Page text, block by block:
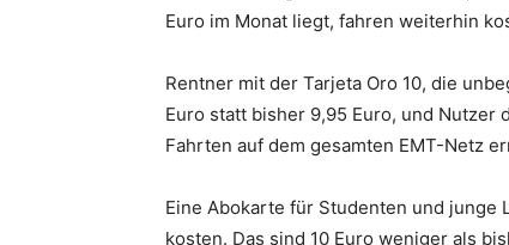
Euro im Monat liegt, fahren weiterhin
Rentner mit der Tarjeta Oro 10, die
Euro statt bisher 9,95 Euro, und Nutzer
Fahrten auf dem gesamten EMT-Netz
Eine Abokarte für Studenten und junge
kosten. Das sind 10 Euro weniger als